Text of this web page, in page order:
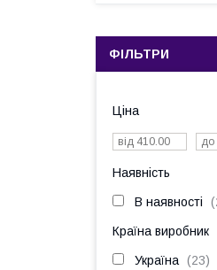
ФІЛЬТРИ
Ціна
Наявність
В наявності
Країна виробник
Україна 23